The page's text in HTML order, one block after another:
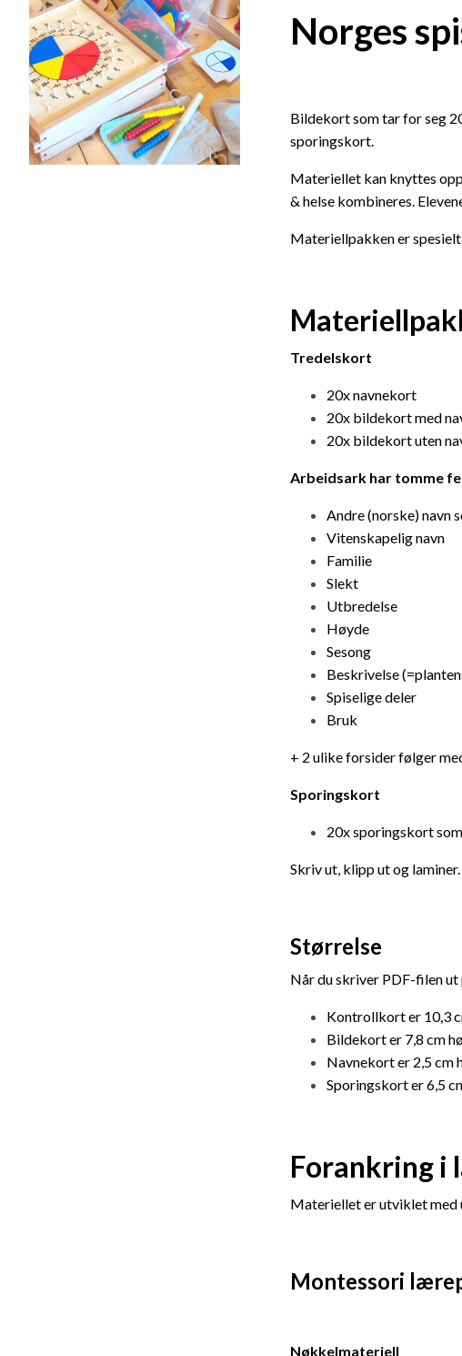
Norges
Bildekort som tar for seg
sporingskort.
Materiellet kan knyttes
& helse kombineres.
Materiellpakken er
Tredelskort
20x navnekort
20x bildekort med
20x bildekort uten
Arbeidsark har tomme
Andre (norske) navn
Vitenskapelig navn
Familie
Slekt
Utbredelse
Høyde
Sesong
Beskrivelse
Spiselige deler
Bruk
+ 2 ulike forsider følger
Sporingskort
20x sporingskort
Skriv ut, klipp ut og
Størrelse
Når du skriver PDF-filen
Kontrollkort er 10,3
Bildekort er 7,8 cm
Navnekort er 2,5 cm
Sporingskort er 6,5
Forankring i
Materiellet er utviklet med
Montessori
Nøkkelmateriell